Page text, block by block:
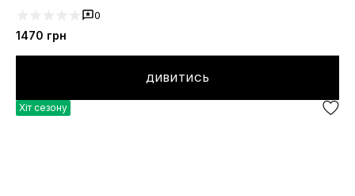
0
1470 грн
ДИВИТИСЬ
Хіт сезону